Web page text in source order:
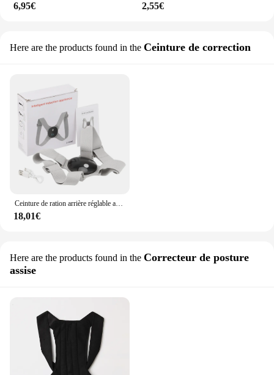
6,95€ 2,55€
Here are the products found in the Ceinture de correction
Ceinture de ration arrière réglable avec écran LCD intelligent, sangle initiée, dispositif de ration de posture, anti-arrêt, protection du dos et de la vue
18,01€
Here are the products found in the Correcteur de posture
assise